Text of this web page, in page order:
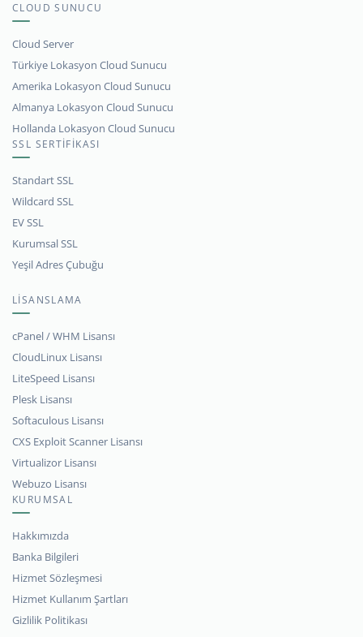
CLOUD SUNUCU
Cloud Server
Türkiye Lokasyon Cloud Sunucu
Amerika Lokasyon Cloud Sunucu
Almanya Lokasyon Cloud Sunucu
Hollanda Lokasyon Cloud Sunucu
SSL SERTİFİKASI
Standart SSL
Wildcard SSL
EV SSL
Kurumsal SSL
Yeşil Adres Çubuğu
LİSANSLAMA
cPanel / WHM Lisansı
CloudLinux Lisansı
LiteSpeed Lisansı
Plesk Lisansı
Softaculous Lisansı
CXS Exploit Scanner Lisansı
Virtualizor Lisansı
Webuzo Lisansı
KURUMSAL
Hakkımızda
Banka Bilgileri
Hizmet Sözleşmesi
Hizmet Kullanım Şartları
Gizlilik Politikası